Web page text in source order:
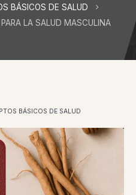
BÁSICOS DE SALUD
LA SALUD MASCULINA
BÁSICOS DE SALUD